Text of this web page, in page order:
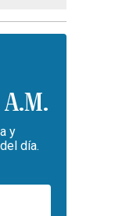
y
día.